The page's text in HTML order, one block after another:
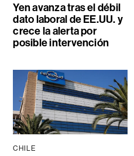
Yen avanza tras el débil
dato laboral de EE.UU. y
crece la alerta por
posible intervención
CHILE